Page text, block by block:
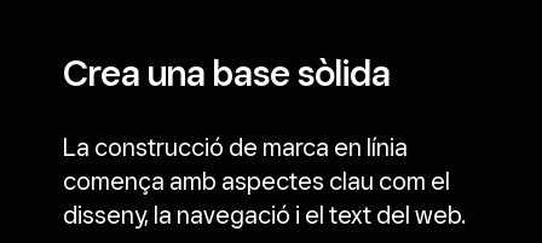
Crea una base sòlida
La construcció de marca en línia
comença amb aspectes clau com el
disseny, la navegació i el text del web.